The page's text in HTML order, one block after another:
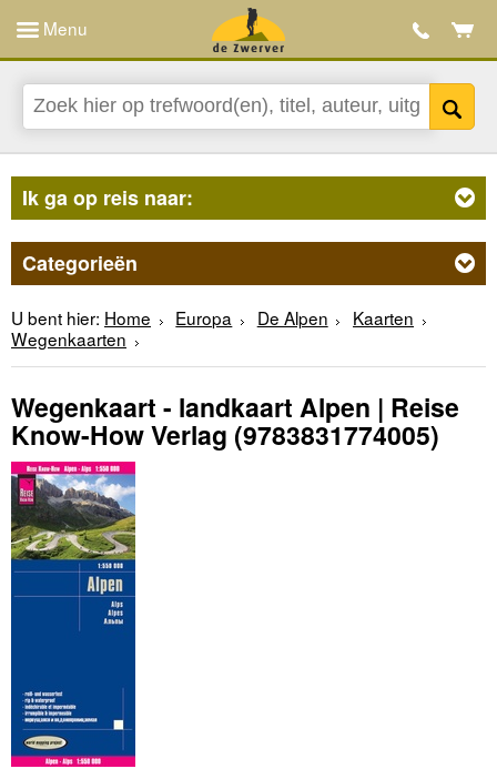
Menu
Ik ga op reis naar:
Categorieën
U bent hier: Home Europa De Alpen
Kaarten
Wegenkaarten
Wegenkaart - landkaart Alpen | Reise
Know-How Verlag (9783831774005)